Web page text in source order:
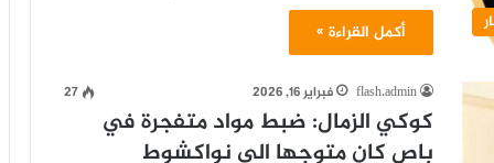
أكمل القراءة »
flash.admin فبراير 16, 2026 27
كوكي الزمال: ضبط مواد متفجرة في
باص كان متوجها الي نواكشوط